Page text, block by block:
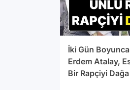
İki Gün
Erdem Atalay,
Bir Rapçiyi Dağa